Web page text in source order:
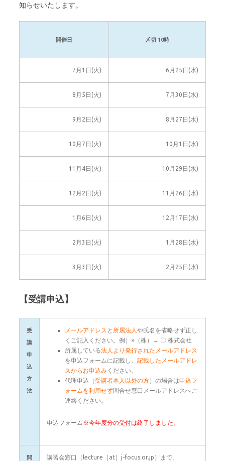
知らせいたします。
開催日 〆切 10時
7月1日(火) 6月25日(水)
8月5日(火) 7月30日(水)
9月2日(火) 8月27日(水)
10月7日(火) 10月1日(水)
11月4日(火) 10月29日(水)
12月2日(火) 11月26日(水)
1月6日(火) 12月17日(水)
2月3日(火) 1月28日(水)
3月3日(火) 2月25日(水)
【受講申込】
受
講
申
込
方
法
メールアドレス と 所属法人 や氏名を省略せず正し
くご記入ください。例）×（株）→ 〇 株式会社
所属している法人より発行されたメールアドレス
を申込フォームに記載し、 記載したメールアドレ
スからお申込み ください。
代理申込（受講者本人以外の方）の場合は申込フ
ォームを利用せず問合せ窓口メールアドレスへご
連絡ください。
申込フォーム※今年度分の受付は終了しました。
問
講習会窓口（lecture［at］j-focus.or.jp）まで。